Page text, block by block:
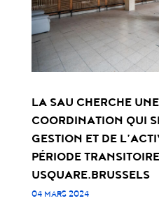
LA SAU CHERCHE
COORDINATION QUI
GESTION ET DE
PÉRIODE
USQUARE.BRUSSELS
04 MARS 2024